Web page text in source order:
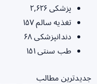
پزشکی۲,۶۲۶
تغذیه سالم۱۵۷
دندانپزشکی۶۸
طب سنتی۱۵۱
جدیدترین مطالب